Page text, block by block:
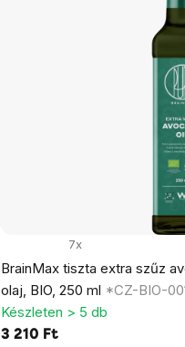
BrainMax tiszta extra szűz
olaj, BIO, 250 ml *CZ-BIO-
7x
Készleten > 5 db
3 210 Ft